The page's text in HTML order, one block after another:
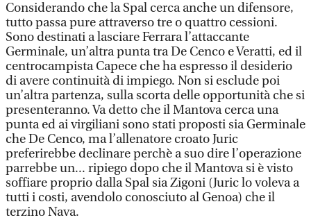
Considerando che la Spal cerca anche un difensore,
tutto passa pure attraverso tre o quattro cessioni.
Sono destinati a lasciare Ferrara l’attaccante
Germinale, un’altra punta tra De Cenco e Veratti, ed il
centrocampista Capece che ha espresso il desiderio
di avere continuità di impiego. Non si esclude poi
un’altra partenza, sulla scorta delle opportunità che si
presenteranno. Va detto che il Mantova cerca una
punta ed ai virgiliani sono stati proposti sia Germinale
che De Cenco, ma l’allenatore croato Juric
preferirebbe declinare perchè a suo dire l’operazione
parrebbe un... ripiego dopo che il Mantova si è visto
soffiare proprio dalla Spal sia Zigoni (Juric lo voleva a
tutti i costi, avendolo conosciuto al Genoa) che il
terzino Nava.